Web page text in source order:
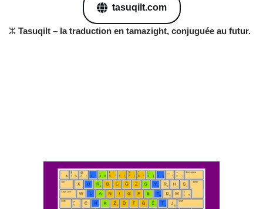
tasuqilt.com
ⵣ Tasuqilt – la traduction en tamazight, conjuguée au futur.